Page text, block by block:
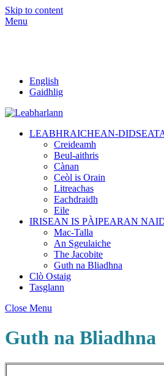
Skip to content
Menu
English
Gaidhlig
LEABHRAICHEAN-
Creideamh
Beul-aithris
Cànan
Ceòl is Orain
Litreachas
Eachdraidh
Eile
IRISEAN IS PÀIPEARAN
Mac-Talla
An Sgeulaiche
The Jacobite
Guth na Bliadhna
Clò Ostaig
Tasglann
Close Menu
Guth na Bliadhna